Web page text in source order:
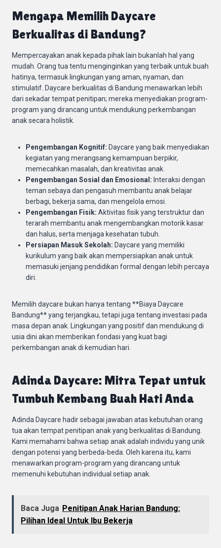
Mengapa Memilih Daycare
Berkualitas di Bandung?
Mempercayakan anak kepada pihak lain bukanlah hal yang
mudah. Orang tua tentu menginginkan yang terbaik untuk buah
hatinya, termasuk lingkungan yang aman, nyaman, dan
stimulatif. Daycare berkualitas di Bandung menawarkan lebih
dari sekadar tempat penitipan; mereka menyediakan program-
program yang dirancang untuk mendukung perkembangan
anak secara holistik.
Pengembangan Kognitif: Daycare yang baik menyediakan
kegiatan yang merangsang kemampuan berpikir,
memecahkan masalah, dan kreativitas anak.
Pengembangan Sosial dan Emosional: Interaksi dengan
teman sebaya dan pengasuh membantu anak belajar
berbagi, bekerja sama, dan mengelola emosi.
Pengembangan Fisik: Aktivitas fisik yang terstruktur dan
terarah membantu anak mengembangkan motorik kasar
dan halus, serta menjaga kesehatan tubuh.
Persiapan Masuk Sekolah: Daycare yang memiliki
kurikulum yang baik akan mempersiapkan anak untuk
memasuki jenjang pendidikan formal dengan lebih percaya
diri.
Memilih daycare bukan hanya tentang **Biaya Daycare
Bandung** yang terjangkau, tetapi juga tentang investasi pada
masa depan anak. Lingkungan yang positif dan mendukung di
usia dini akan memberikan fondasi yang kuat bagi
perkembangan anak di kemudian hari.
Adinda Daycare: Mitra Tepat untuk
Tumbuh Kembang Buah Hati Anda
Adinda Daycare hadir sebagai jawaban atas kebutuhan orang
tua akan tempat penitipan anak yang berkualitas di Bandung.
Kami memahami bahwa setiap anak adalah individu yang unik
dengan potensi yang berbeda-beda. Oleh karena itu, kami
menawarkan program-program yang dirancang untuk
memenuhi kebutuhan individual setiap anak.
Baca Juga Penitipan Anak Harian Bandung:
Pilihan Ideal Untuk Ibu Bekerja